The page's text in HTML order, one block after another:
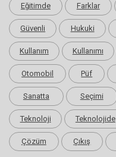
Eğitimde Farklar
Güvenli Hukuki
Kullanım Kullanımı
Otomobil Püf
Sanatta Seçimi
Teknoloji Teknolojide
Çözüm Çıkış